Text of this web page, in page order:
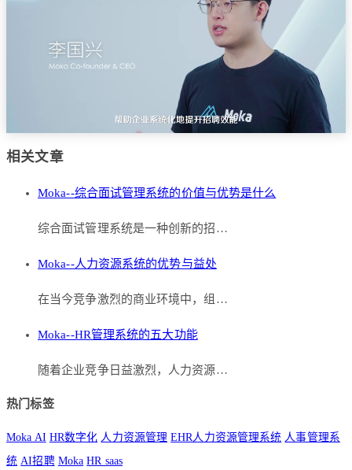
相关文章
Moka--综合面试管理系统的价值与优势是什么
综合面试管理系统是一种创新的招…
Moka--人力资源系统的优势与益处
在当今竞争激烈的商业环境中，组…
Moka--HR管理系统的五大功能
随着企业竞争日益激烈，人力资源…
热门标签
Moka AI HR数字化 人力资源管理 EHR人力资源管理系统 人事管理系
统 AI招聘 Moka HR saas